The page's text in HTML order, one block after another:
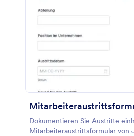
Dokumentieren Sie Austritte
Mitarbeiteraustrittsformular von